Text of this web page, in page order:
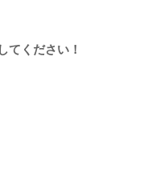
てください！